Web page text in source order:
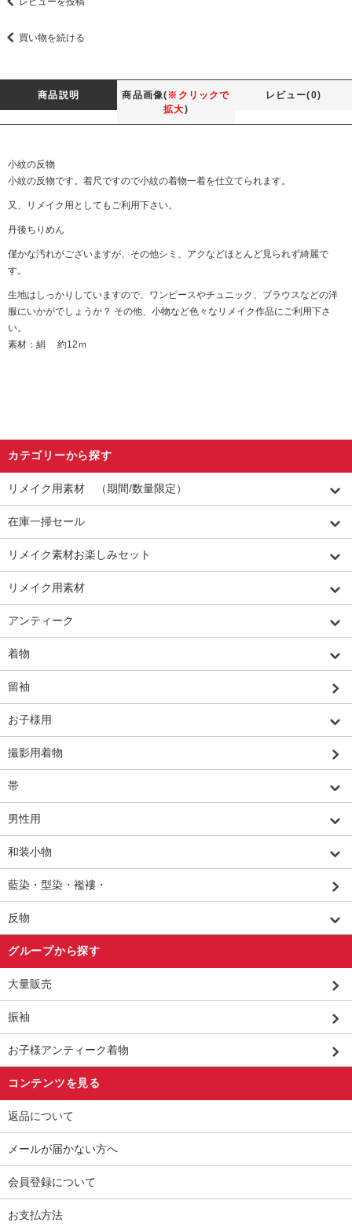
買い物を続ける
商品説明 商品画像(※クリックで
拡大)
レビュー(0)
小紋の反物
小紋の反物です。着尺ですので小紋の着物一着を仕立てられます。
又、リメイク用としてもご利用下さい。
丹後ちりめん
僅かな汚れがございますが、その他シミ、アクなどほとんど見られず綺麗で
す。
生地はしっかりしていますので、ワンピースやチュニック、ブラウスなどの洋
服にいかがでしょうか？ その他、小物など色々なリメイク作品にご利用下さ
い。
素材：絹 約12ｍ
カテゴリーから探す
リメイク用素材 （期間/数量限定）
在庫一掃セール
リメイク素材お楽しみセット
リメイク用素材
アンティーク
着物
留袖
お子様用
撮影用着物
帯
男性用
和装小物
藍染・型染・襤褸・
反物
グループから探す
大量販売
振袖
お子様アンティーク着物
コンテンツを見る
返品について
メールが届かない方へ
会員登録について
お支払方法